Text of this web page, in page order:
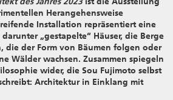
Herangehensweise
Installation repräsentiert eine
„gestapelte“ Häuser, die Berge
die der Form von Bäumen folgen oder
Wälder wachsen. Zusammen spiegeln
wider, die Sou Fujimoto selbst
Architektur in Einklang mit